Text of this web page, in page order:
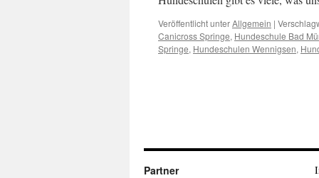
Veröffentlicht unterAllgemein |
Canicross Springe, Hundeschule Bad
Springe, Hundeschulen Wennigsen,
Partner